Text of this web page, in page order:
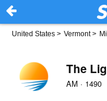
United States > Vermont>
The
AM · 1490